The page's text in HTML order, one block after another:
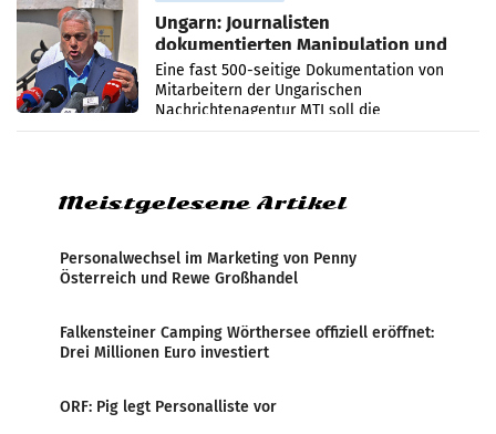
Ungarn: Journalisten
dokumentierten Manipulation und
Zensur
Eine fast 500-seitige Dokumentation von
Mitarbeitern der Ungarischen
Nachrichtenagentur MTI soll die
systematische Nachrichten-Manipulation und
Meistgelesene Artikel
Personalwechsel im Marketing von Penny
Österreich und Rewe Großhandel
Falkensteiner Camping Wörthersee offiziell eröffnet:
Drei Millionen Euro investiert
ORF: Pig legt Personalliste vor